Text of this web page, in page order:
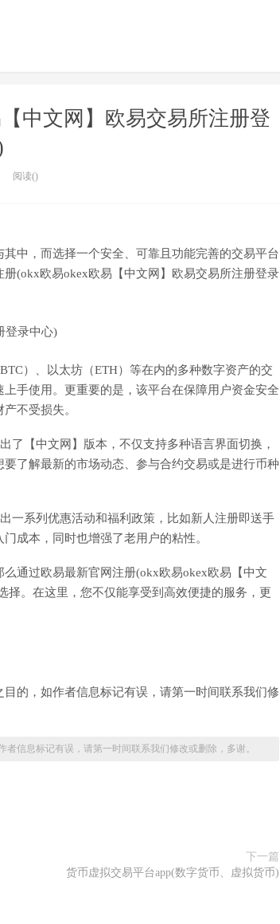
中文网】欧易交易所注册登
阅读()
中，而选择一个安全、可靠且功能完善的交易平台
(okx欧易okex欧易【中文网】欧易交易所注册登录
）、以太坊（ETH）等在内的多种数字资产的交
手使用。更重要的是，该平台在保障用户资金安全
不受损失。
了【中文网】版本，不仅支持多种语言界面切换，
了解最新的市场动态、参与合约交易或是进行币种
一系列优惠活动和福利政策，比如新人注册即送手
成本，同时也增强了老用户的粘性。
通过欧易最新官网注册(okx欧易okex欧易【中文
择。在这里，您不仅能享受到高效便捷的服务，更
的，如作者信息标记有误，请第一时间联系我们修
信息标记有误，请第一时间联系我们修改或删除，多谢。
下一篇
货币虚拟交易平台app(数字货币、虚拟货币)